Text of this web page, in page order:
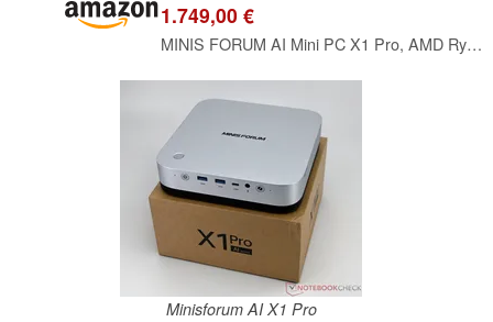
1.749,00 €
MINIS FORUM AI Mini PC X1 Pro, AMD Ryzen AI 9 HX470 (12 Kerne/24 Threads, bis zu 5,2 GHz) und AMD Radeon 890M, 32 GB DDR5 Max 128GB, 1 TB PCIe 4.0 SSD, HDMI/DP/USB4x2, 2xLAN 2.5G/WiFi 7/BT 5.4/Oculink
Minisforum AI X1 Pro